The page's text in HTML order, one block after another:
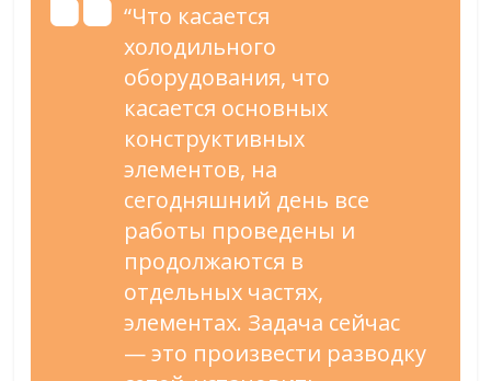
“Что касается
холодильного
оборудования, что
касается основных
конструктивных
элементов, на
сегодняшний день все
работы проведены и
продолжаются в
отдельных частях,
элементах. Задача сейчас
— это произвести разводку